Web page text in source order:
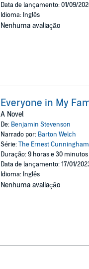
Data de lançamento: 01/09/
Idioma: Inglês
Nenhuma avaliação
Everyone in My
A Novel
De: Benjamin Stevenson
Narrado por: Barton Welch
Série:The Ernest
Duração: 9 horas e 30 minutos
Data de lançamento: 17/01/
Idioma: Inglês
Nenhuma avaliação